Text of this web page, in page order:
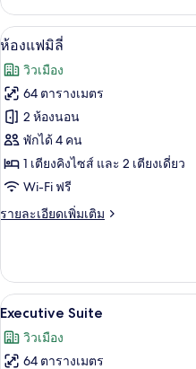
เกี่ยว
กับ
Carlton
Room
เปิด
ภาพถ่าย
ทั้งหมด
ของ
ห้อง
แฟ
มิ
ลี่
5
ห้องแฟมิลี่
วิวเมือง
64 ตารางเมตร
2 ห้องนอน
พักได้ 4 คน
1 เตียงคิงไซส์ และ 2 เตียงเดี่ยว
Wi-Fi ฟรี
รายละเอียดเพิ่มเติม
ราย
เกี่ยว
กับ
ห้อง
มิ
ลี่
เปิด
ภาพถ่าย
ทั้งหมด
6
Executive Suite
วิวเมือง
64 ตารางเมตร